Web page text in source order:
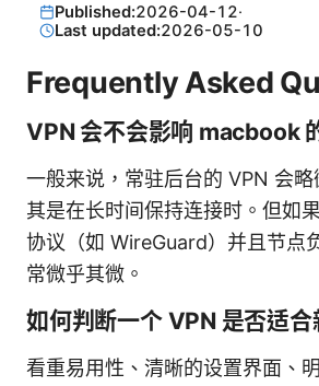
Published:2026-04-12·
Last updated:2026-05-10
Frequently Asked
VPN 会不会影响 macbook
一般来说，常驻后台的 VPN 会
其是在长时间保持连接时。但如
协议（如 WireGuard）并且节点
常微乎其微。
如何判断一个 VPN 是否适合
看重易用性、清晰的设置界面、